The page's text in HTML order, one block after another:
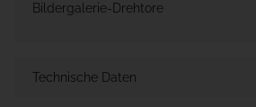
Bildergalerie-Drehtore
Technische Daten